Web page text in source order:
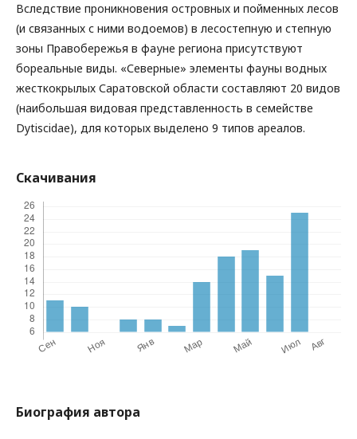
Вследствие проникновения островных и пойменных лесов
(и связанных с ними водоемов) в лесостепную и степную
зоны Правобережья в фауне региона присутствуют
бореальные виды. «Северные» элементы фауны водных
жесткокрылых Саратовской области составляют 20 видов
(наибольшая видовая представленность в семействе
Dytiscidae), для которых выделено 9 типов ареалов.
Скачивания
Биография автора